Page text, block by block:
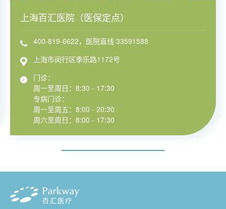
上海百汇医院（医保定点）
400-819-6622，医院直线 33591588
上海市闵行区季乐路1172号
门诊：
周一至周日：8:30 - 17:30
专病门诊：
周一至周五：8:00 - 20:30
周六至周日：8:00 - 17:30